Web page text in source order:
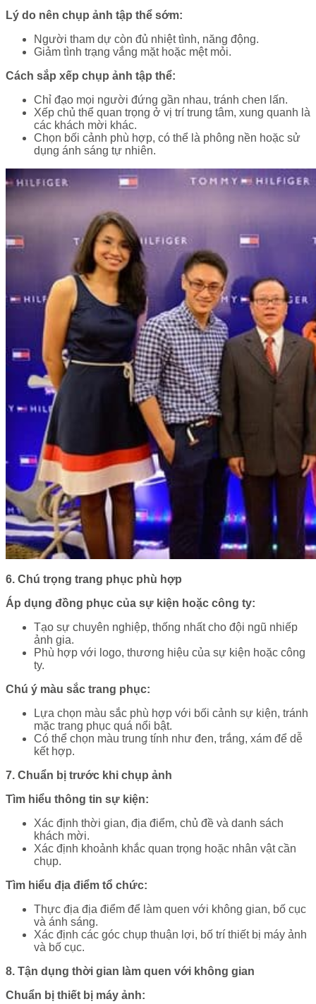
Lý do nên chụp ảnh tập thể sớm:
Người tham dự còn đủ nhiệt tình, năng động.
Giảm tình trạng vắng mặt hoặc mệt mỏi.
Cách sắp xếp chụp ảnh tập thể:
Chỉ đạo mọi người đứng gần nhau, tránh chen lấn.
Xếp chủ thể quan trọng ở vị trí trung tâm, xung quanh là
các khách mời khác.
Chọn bối cảnh phù hợp, có thể là phông nền hoặc sử
dụng ánh sáng tự nhiên.
6. Chú trọng trang phục phù hợp
Áp dụng đồng phục của sự kiện hoặc công ty:
Tạo sự chuyên nghiệp, thống nhất cho đội ngũ nhiếp
ảnh gia.
Phù hợp với logo, thương hiệu của sự kiện hoặc công
ty.
Chú ý màu sắc trang phục:
Lựa chọn màu sắc phù hợp với bối cảnh sự kiện, tránh
mặc trang phục quá nổi bật.
Có thể chọn màu trung tính như đen, trắng, xám để dễ
kết hợp.
7. Chuẩn bị trước khi chụp ảnh
Tìm hiểu thông tin sự kiện:
Xác định thời gian, địa điểm, chủ đề và danh sách
khách mời.
Xác định khoảnh khắc quan trọng hoặc nhân vật cần
chụp.
Tìm hiểu địa điểm tổ chức:
Thực địa địa điểm để làm quen với không gian, bố cục
và ánh sáng.
Xác định các góc chụp thuận lợi, bố trí thiết bị máy ảnh
và bố cục.
8. Tận dụng thời gian làm quen với không gian
Chuẩn bị thiết bị máy ảnh: